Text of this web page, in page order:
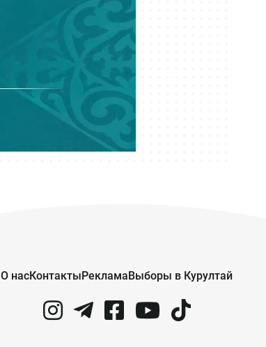
Азиатский клещ научился
размножаться бесполым путём —
Вчера 17:40
Почти 600 квартир возвели для
очередников в алматинском
микрорайоне Калкаман-2
Вчера 17:00
В Казахстане меняют требования к
О насКонтактыРекламаВыборы в Курултай